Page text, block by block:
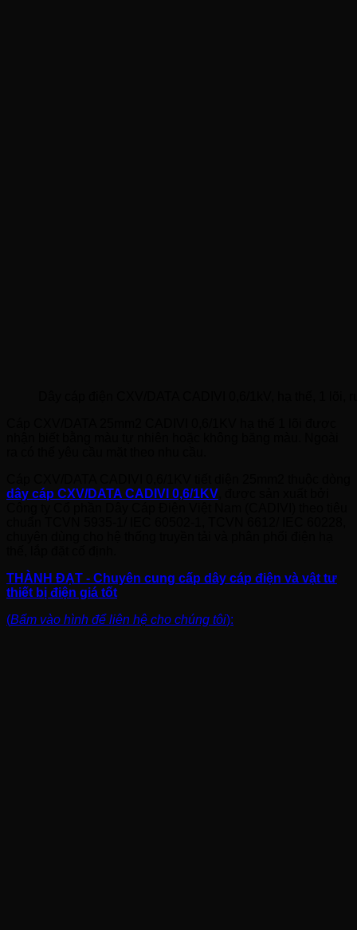
dây cáp CXV/DATA CADIVI 0,6/1KV
THÀNH ĐẠT - Chuyên cung cấp dây cáp điện và vật tư
thiết bị điện giá tốt
(Bấm vào hình để liên hệ cho chúng tôi):